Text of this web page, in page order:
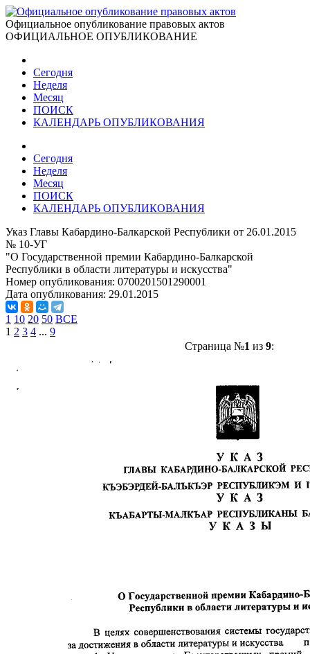
Официальное опубликование правовых актов
ОФИЦИАЛЬНОЕ ОПУБЛИКОВАНИЕ
Сегодня
Неделя
Месяц
ПОИСК
КАЛЕНДАРЬ ОПУБЛИКОВАНИЯ
Сегодня
Неделя
Месяц
ПОИСК
КАЛЕНДАРЬ ОПУБЛИКОВАНИЯ
Указ Главы Кабардино-Балкарской Республики от 26.01.2015
№ 10-УГ
"О Государственной премии Кабардино-Балкарской
Республики в области литературы и искусства"
Номер опубликования: 0700201501290001
Дата опубликования: 29.01.2015
1 10 20 50 ВСЕ
1 2 3 4 ... 9
Страница №1 из 9: